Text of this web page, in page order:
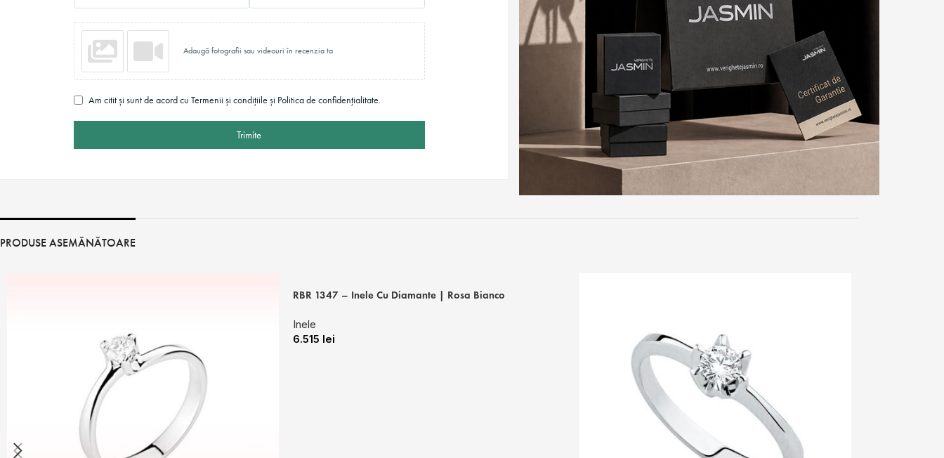
Adaugă fotografii sau videouri în recenzia ta
Am citit și sunt de acord cu Termenii și condițiile și Politica de confidențialitate.
Trimite
PRODUSE ASEMĂNĂTOARE
RBR 1347 – Inele Cu Diamante | Rosa Bianco
Inele
6.515 lei